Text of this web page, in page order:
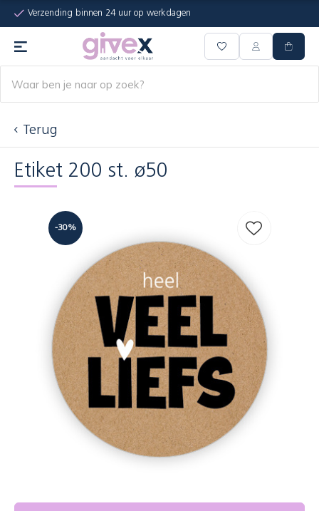
Verzending binnen 24 uur op werkdagen
Terug
Etiket 200 st. ø50
-30%